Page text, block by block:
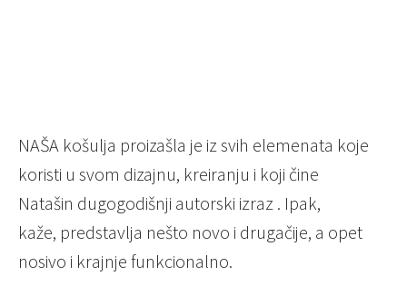
NAŠA košulja proizašla je iz svih elemenata koje
koristi u svom dizajnu, kreiranju i koji čine
Natašin dugogodišnji autorski izraz . Ipak,
kaže, predstavlja nešto novo i drugačije, a opet
nosivo i krajnje funkcionalno.